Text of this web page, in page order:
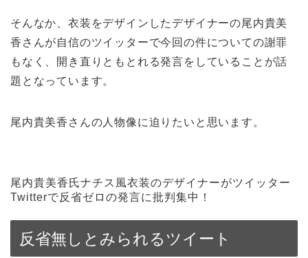
そんなか、衣装をデザインしたデザイナーの尾内貴美
香さんが自信のツイッターで今回の件についての謝罪
もなく、開き直りともとれる発言をしていることが話
題となっています。
尾内貴美香さんの人物像に迫りたいと思います。
尾内貴美香氏ナチス風衣装のデザイナーがツイッター
Twitterで反省ゼロの発言に批判集中！
反省無しとみられるツイート